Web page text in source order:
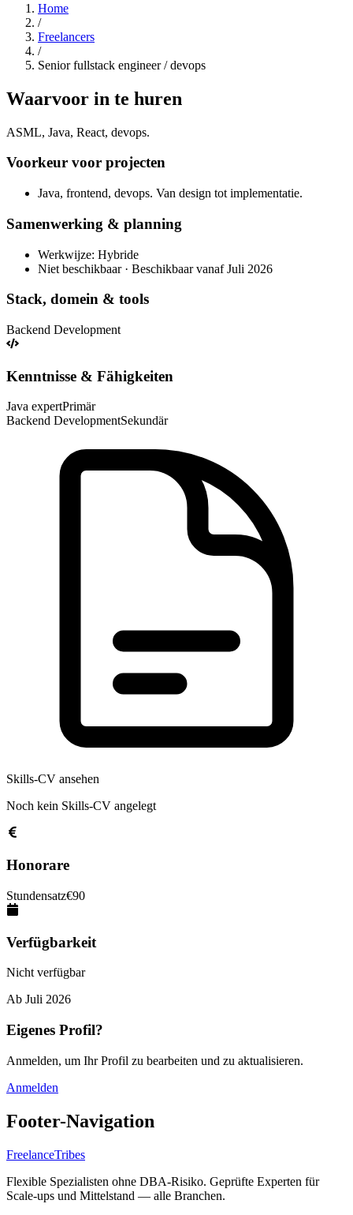
Home
/
Freelancers
/
Senior fullstack engineer / devops
Waarvoor in te huren
ASML, Java, React, devops.
Voorkeur voor projecten
Java, frontend, devops. Van design tot implementatie.
Samenwerking & planning
Werkwijze: Hybride
Niet beschikbaar · Beschikbaar vanaf Juli 2026
Stack, domein & tools
Backend Development
Kenntnisse & Fähigkeiten
Java expertPrimär
Backend DevelopmentSekundär
Skills-CV ansehen
Noch kein Skills-CV angelegt
Honorare
Stundensatz€90
Verfügbarkeit
Nicht verfügbar
Ab Juli 2026
Eigenes Profil?
Anmelden, um Ihr Profil zu bearbeiten und zu aktualisieren.
Anmelden
Footer-Navigation
FreelanceTribes
Flexible Spezialisten ohne DBA-Risiko. Geprüfte Experten für
Scale-ups und Mittelstand — alle Branchen.